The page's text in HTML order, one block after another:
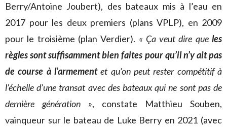
Berry/Antoine Joubert), des bateaux mis à l’eau en
2017 pour les deux premiers (plans VPLP), en 2009
pour le troisième (plan Verdier). « Ça veut dire que les
règles sont suffisamment bien faites pour qu’il n’y ait pas
de course à l’armementet qu’on peut rester compétitif à
l’échelle d’une transat avec des bateaux qui ne sont pas de
dernière génération », constate Matthieu Souben,
vainqueur sur le bateau de Luke Berry en 2021 (avec